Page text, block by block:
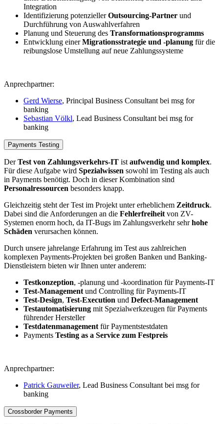
Integration
Identifizierung potenziellerOutsourcing-​Partner und
Durchführung von Auswahlverfahren
Planung und Steuerung des Transformationsprogramms
Entwicklung einerMigrationsstrategie und -​planung für die
reibungslose Umstellung auf neue Zahlungssysteme
Anprechpartner:
Gerd Wierse, Principal Business Consultant bei msg for
banking
Sebastian Völkl, Lead Business Consultant bei msg for
banking
Payments Testing
DerTest von Zahlungsverkehrs-​IT ist aufwendig und komplex.
Für diese Aufgabe wird Spezialwissen sowohl im Testing als auch
in Payments benötigt. Doch in dieser Kombination sind
Personalressourcen besonders knapp.
Gleichzeitig steht der Test im Projekt unter erheblichem Zeitdruck.
Dabei sind die Anforderungen an die Fehlerfreiheit von ZV-​
Systemen enorm hoch, da IT-Bugs im Zahlungsverkehr sehrhohe
Schäden verursachen können.
Durch unsere jahrelange Erfahrung im Test aus zahlreichen
komplexen Payments-​Projekten bei großen Banken und Banking-​
Dienstleistern bieten wir Ihnen unter anderem:
Testkonzeption, -​planung und -​koordination für Payments-​IT
Test-​Management und Controlling für Payments-​IT
Test-​Design, Test-​Execution und Defect-​Management
Testautomatisierung mit Spezialwerkzeugen für Payments
führender Hersteller
Testdatenmanagement für Paymentstestdaten
Payments Testing as a Service zum Festpreis
Anprechpartner:
Patrick Gauweiler, Lead Business Consultant bei msg for
banking
Crossborder Payments